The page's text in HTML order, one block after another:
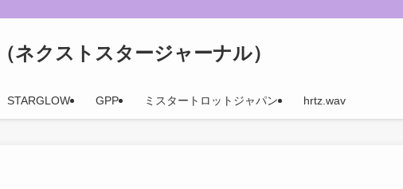
ネクストスタージャーナル）
STARGLOW GPP ミスタートロットジャパン hrtz.wav